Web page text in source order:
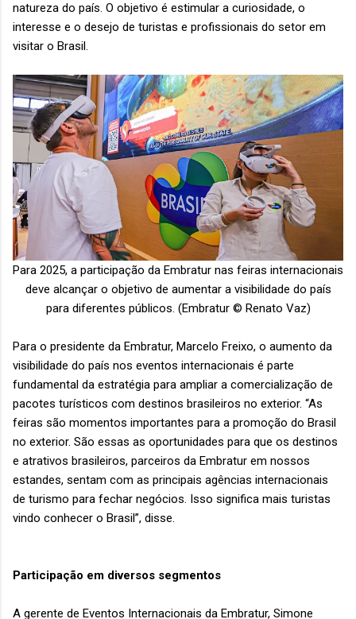
natureza do país. O objetivo é estimular a curiosidade, o
interesse e o desejo de turistas e profissionais do setor em
visitar o Brasil.
Para 2025, a participação da Embratur nas feiras internacionais
deve alcançar o objetivo de aumentar a visibilidade do país
para diferentes públicos. (Embratur © Renato Vaz)
Para o presidente da Embratur, Marcelo Freixo, o aumento da
visibilidade do país nos eventos internacionais é parte
fundamental da estratégia para ampliar a comercialização de
pacotes turísticos com destinos brasileiros no exterior. “As
feiras são momentos importantes para a promoção do Brasil
no exterior. São essas as oportunidades para que os destinos
e atrativos brasileiros, parceiros da Embratur em nossos
estandes, sentam com as principais agências internacionais
de turismo para fechar negócios. Isso significa mais turistas
vindo conhecer o Brasil”, disse.
Participação em diversos segmentos
A gerente de Eventos Internacionais da Embratur, Simone